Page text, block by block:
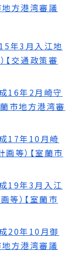
地方港湾審議
年3月入江地
【交通政策審
16年2月崎守
蘭市地方港湾審
17年10月崎
等）【室蘭市
19年3月入江
等）【室蘭市
20年10月御
地方港湾審議